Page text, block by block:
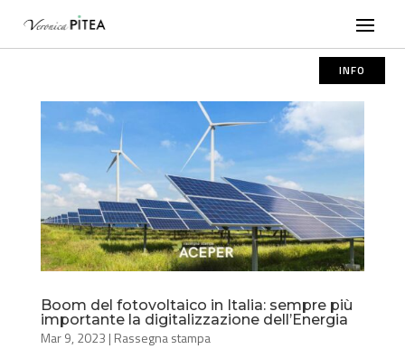
INFO
Boom del fotovoltaico in Italia: sempre più
importante la digitalizzazione dell’Energia
Mar 9, 2023 | Rassegna stampa